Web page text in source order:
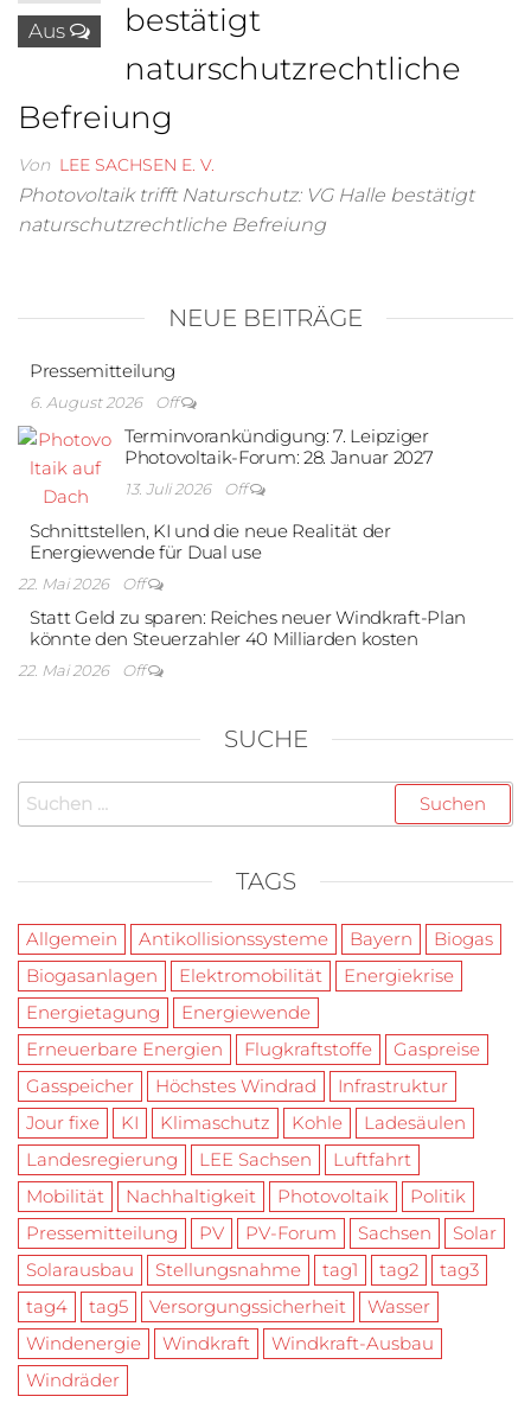
Aus
bestätigt
naturschutzrechtliche
Befreiung
Von LEE SACHSEN E. V.
Photovoltaik trifft Naturschutz: VG Halle bestätigt
naturschutzrechtliche Befreiung
NEUE BEITRÄGE
Pressemitteilung
6. August 2026 Off
Terminvorankündigung: 7. Leipziger
Photovoltaik-Forum: 28. Januar 2027
13. Juli 2026 Off
Schnittstellen, KI und die neue Realität der
Energiewende für Dual use
22. Mai 2026 Off
Statt Geld zu sparen: Reiches neuer Windkraft-Plan
könnte den Steuerzahler 40 Milliarden kosten
22. Mai 2026 Off
SUCHE
Suchen
nach:
TAGS
Allgemein Antikollisionssysteme Bayern
Biogas
Biogasanlagen
Elektromobilität
Energiekrise
Energietagung
Energiewende
Erneuerbare Energien
Flugkraftstoffe
Gaspreise
Gasspeicher
Höchstes Windrad
Infrastruktur
Jour fixe
KI Klimaschutz Kohle
Ladesäulen
Landesregierung
LEE Sachsen
Luftfahrt
Mobilität
Nachhaltigkeit Photovoltaik
Politik
Pressemitteilung
PV PV-Forum Sachsen
Solar
Solarausbau
Stellungsnahme tag1 tag2
tag3
tag4
tag5 Versorgungssicherheit
Wasser
Windenergie
Windkraft
Windkraft-Ausbau
Windräder